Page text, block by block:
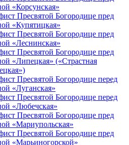
«Корсунская»
Пресвятой Богородице пред
«Купятицкая»
Пресвятой Богородице пред
«Леснинская»
Пресвятой Богородице пред
«Липецкая» («Страстная
Пресвятой Богородице перед
«Луганская»
Пресвятой Богородице перед
«Любечская»
Пресвятой Богородице пред
«Мариупольская»
Пресвятой Богородице пред
«Марьиногорской»